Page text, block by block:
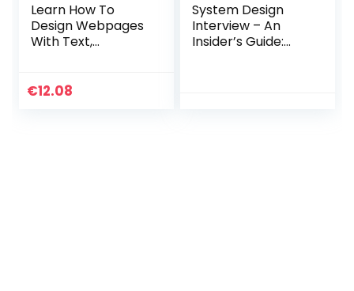
Learn How To
Design Webpages
With Text,
CSS (English
€12.08
System Design
Interview – An
Insider’s Guide: